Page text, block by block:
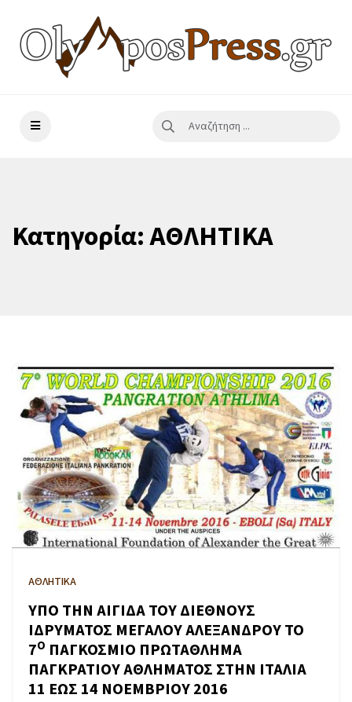
Κατηγορία:ΑΘΛΗΤΙΚΑ
ΑΘΛΗΤΙΚΑ
ΥΠΟ ΤΗΝ ΑΙΓΙΔΑ ΤΟΥ ΔΙΕΘΝΟΥΣ
ΙΔΡΥΜΑΤΟΣ ΜΕΓΑΛΟΥ ΑΛΕΞΑΝΔΡΟΥ ΤΟ
7Ο ΠΑΓΚΟΣΜΙΟ ΠΡΩΤΑΘΛΗΜΑ
ΠΑΓΚΡΑΤΙΟΥ ΑΘΛΗΜΑΤΟΣ ΣΤΗΝ ΙΤΑΛΙΑ
11 ΕΩΣ 14 ΝΟΕΜΒΡΙΟΥ 2016